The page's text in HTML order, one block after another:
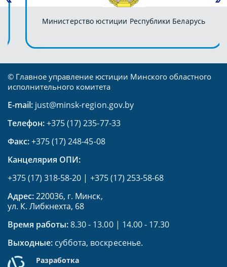
Министерство юстиции Республики Беларусь
© Главное управление юстиции Минского областного
исполнительного комитета
Адрес:220036, г. Минск,
ул. К. Либкнехта, 68
Время работы:8.30 - 13.00 | 14.00 - 17.30
Выходные: суббота, воскресенье.
Разработка
E-mail: just@minsk-region.gov.by
Телефон:+375 (17) 235-77-33
Факс:+375 (17) 248-45-08
Канцелярия ОПИ:
+375 (17) 318-58-20 | +375 (17) 253-58-68